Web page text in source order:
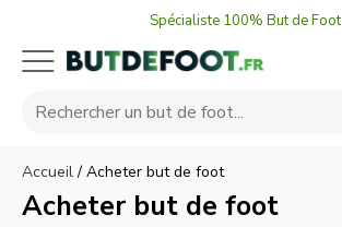
Spécialiste 100% But de Foot
Accueil/ Acheter but de foot
Acheter but de foot